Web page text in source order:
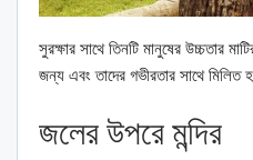
সুরক্ষার সাথে তিনটি মানুষের উচ্চতার
জন্য এবং তাদের গভীরতার সাথে
জলের উপরে মন্দির